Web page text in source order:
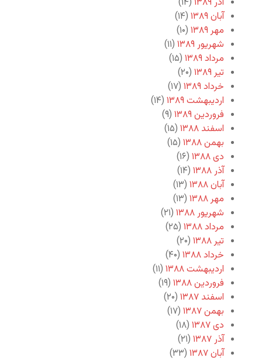
آبان ۱۳۸۹
(۱۴)
مهر ۱۳۸۹
(۱۰)
شهریور ۱۳۸۹
(۱۱)
مرداد ۱۳۸۹
(۱۵)
تیر ۱۳۸۹
(۲۰)
خرداد ۱۳۸۹
(۱۷)
اردیبهشت ۱۳۸۹
(۱۴)
فروردین ۱۳۸۹
(۹)
اسفند ۱۳۸۸
(۱۵)
بهمن ۱۳۸۸
(۱۵)
دی ۱۳۸۸
(۱۶)
آذر ۱۳۸۸
(۱۴)
آبان ۱۳۸۸
(۱۳)
مهر ۱۳۸۸
(۱۳)
شهریور ۱۳۸۸
(۲۱)
مرداد ۱۳۸۸
(۲۵)
تیر ۱۳۸۸
(۲۰)
خرداد ۱۳۸۸
(۴۰)
اردیبهشت ۱۳۸۸
(۱۱)
فروردین ۱۳۸۸
(۱۹)
اسفند ۱۳۸۷
(۲۰)
بهمن ۱۳۸۷
(۱۷)
دی ۱۳۸۷
(۱۸)
آذر ۱۳۸۷
(۲۱)
آبان ۱۳۸۷
(۳۳)